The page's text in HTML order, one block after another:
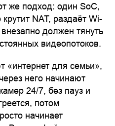
же подход: один SoC,
NAT, раздаёт Wi-
должен тянуть
видеопотоков.
«интернет для семьи»,
него начинают
24/7, без пауз и
потом
начинает